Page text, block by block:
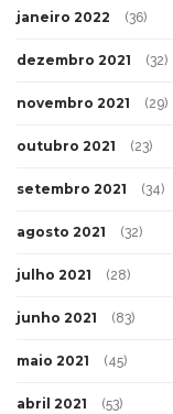
janeiro 2022 (36)
dezembro 2021 (32)
novembro 2021 (29)
outubro 2021 (23)
setembro 2021 (34)
agosto 2021 (32)
julho 2021 (28)
junho 2021 (83)
maio 2021 (45)
abril 2021 (53)